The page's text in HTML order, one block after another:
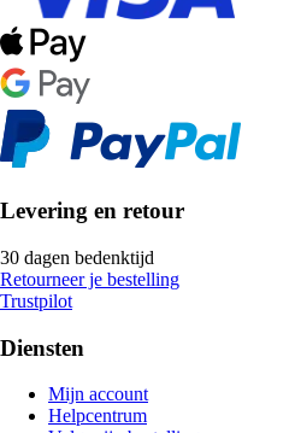
Levering en retour
30 dagen bedenktijd
Retourneer je bestelling
Trustpilot
Diensten
Mijn account
Helpcentrum